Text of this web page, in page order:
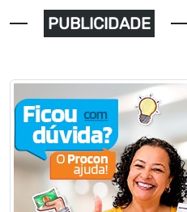
PUBLICIDADE